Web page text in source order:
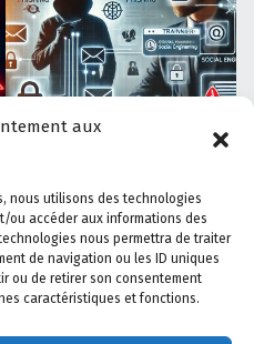
aux
nous utilisons des technologies
ou accéder aux informations des
nous permettra de traiter
de navigation ou les ID uniques
ou de retirer son consentement
caractéristiques et fonctions.
Légales-Politique de
Espace Membres